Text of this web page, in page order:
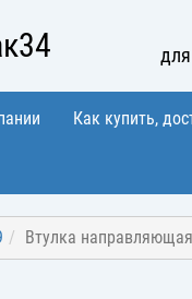
Как купить,
Втулка